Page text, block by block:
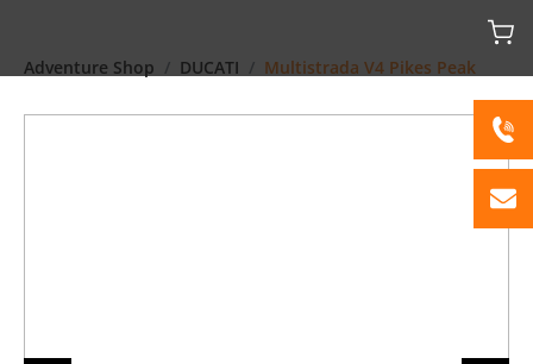
Adventure Shop DUCATI Multistrada V4 Pikes Peak